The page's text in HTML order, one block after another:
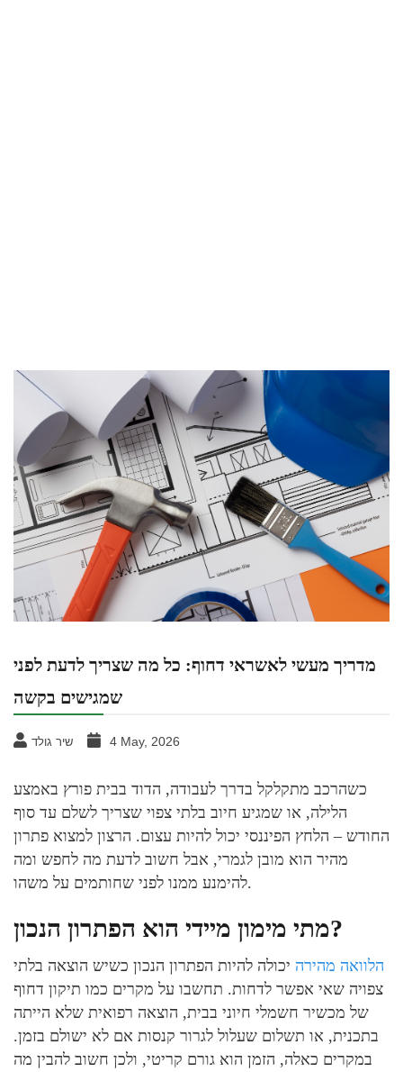
מדריך מעשי לאשראי דחוף: כל מה שצריך לדעת לפני
שמגישים בקשה
שיר גולד 4 May, 2026
כשהרכב מתקלקל בדרך לעבודה, הדוד בבית פורץ באמצע
הלילה, או שמגיע חיוב בלתי צפוי שצריך לשלם עד סוף
החודש – הלחץ הפיננסי יכול להיות עצום. הרצון למצוא פתרון
מהיר הוא מובן לגמרי, אבל חשוב לדעת מה לחפש ומה
להימנע ממנו לפני שחותמים על משהו.
מתי מימון מיידי הוא הפתרון הנכון?
הלוואה מהירה יכולה להיות הפתרון הנכון כשיש הוצאה בלתי
צפויה שאי אפשר לדחות. תחשבו על מקרים כמו תיקון דחוף
של מכשיר חשמלי חיוני בבית, הוצאה רפואית שלא הייתה
בתכנית, או תשלום שעלול לגרור קנסות אם לא ישולם בזמן.
במקרים כאלה, הזמן הוא גורם קריטי, ולכן חשוב להבין מה